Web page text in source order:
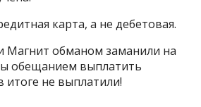
карта, а не дебетовая.
Магнит обманом заманили на
обещанием выплатить
итоге не выплатили!